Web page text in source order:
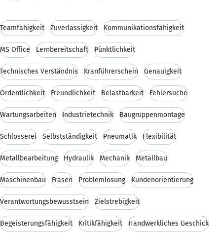
Teamfähigkeit Zuverlässigkeit Kommunikationsfähigkeit
MS Office Lernbereitschaft Pünktlichkeit
Technisches Verständnis Kranführerschein Genauigkeit
Ordentlichkeit Freundlichkeit Belastbarkeit Fehlersuche
Wartungsarbeiten Industrietechnik Baugruppenmontage
Schlosserei Selbstständigkeit Pneumatik Flexibilität
Metallbearbeitung Hydraulik Mechanik Metallbau
Maschinenbau Fräsen Problemlösung Kundenorientierung
Verantwortungsbewusstsein Zielstrebigkeit
Begeisterungsfähigkeit Kritikfähigkeit Handwerkliches Geschick